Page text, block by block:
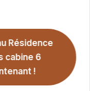
Résidence
cabine 6
!